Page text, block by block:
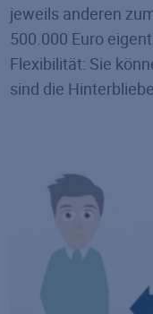
jeweils anderen
500.000 Euro
Flexibilität: Sie
sind die